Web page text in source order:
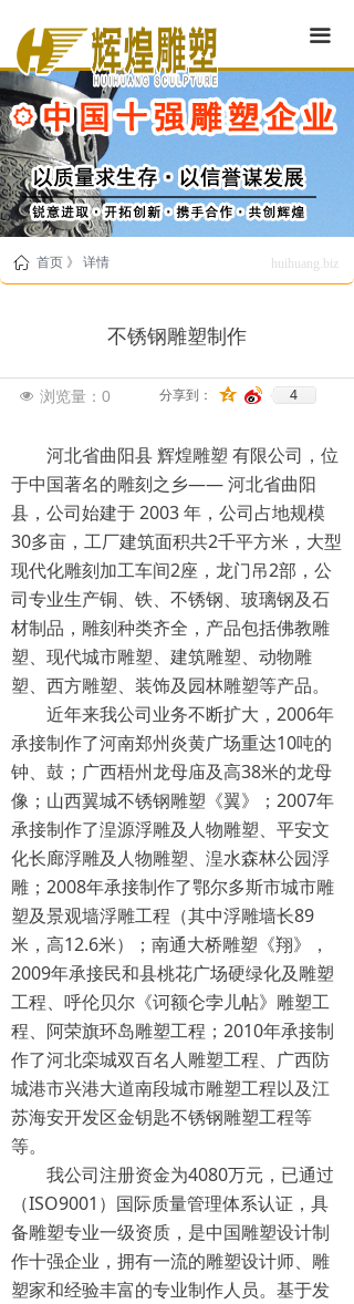
끀
河北省曲阳县 辉煌雕塑 有限公司，位
于中国著名的雕刻之乡—— 河北省曲阳
县，公司始建于 2003 年，公司占地规模
30多亩，工厂建筑面积共2千平方米，大型
现代化雕刻加工车间2座，龙门吊2部，公
司专业生产铜、铁、不锈钢、玻璃钢及石
材制品，雕刻种类齐全，产品包括佛教雕
塑、现代城市雕塑、建筑雕塑、动物雕
塑、西方雕塑、装饰及园林雕塑等产品。
近年来我公司业务不断扩大，2006年
承接制作了河南郑州炎黄广场重达10吨的
钟、鼓；广西梧州龙母庙及高38米的龙母
像；山西翼城不锈钢雕塑《翼》；2007年
承接制作了湟源浮雕及人物雕塑、平安文
化长廊浮雕及人物雕塑、湟水森林公园浮
雕；2008年承接制作了鄂尔多斯市城市雕
塑及景观墙浮雕工程（其中浮雕墙长89
米，高12.6米）；南通大桥雕塑《翔》，
2009年承接民和县桃花广场硬绿化及雕塑
工程、呼伦贝尔《诃额仑孛儿帖》雕塑工
程、阿荣旗环岛雕塑工程；2010年承接制
作了河北栾城双百名人雕塑工程、广西防
城港市兴港大道南段城市雕塑工程以及江
苏海安开发区金钥匙不锈钢雕塑工程等
等。
我公司注册资金为4080万元，已通过
（ISO9001）国际质量管理体系认证，具
备雕塑专业一级资质，是中国雕塑设计制
作十强企业，拥有一流的雕塑设计师、雕
塑家和经验丰富的专业制作人员。基于发
分享到： 4
不锈钢雕塑制作
넶 浏览量： 0
ꀇ huihuang.biz
首页 》 详情